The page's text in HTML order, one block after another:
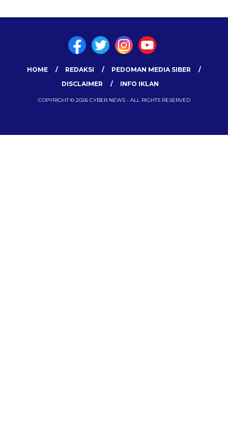
HOME REDAKSI
PEDOMAN MEDIA SIBER
DISCLAIMER
INFO IKLAN
COPYRIGHT © 2026 CYBER NEWS - ALL RIGHTS RESERVED